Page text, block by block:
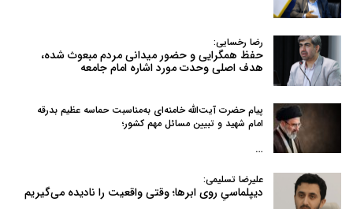
رضا رخسایی:
حفظ همگرایی و حضور میدانی مردم مبعوث شده،
هدف اصلی وحدت مورد اشاره امام جامعه
پیام حضرت آیت‌الله خامنه‌ای به‌مناسبت حماسه عظیم بدرقه
امام شهید و تبیین مسائل مهم کشور؛
…
علیرضا تسلیمی:
دیپلماسیِ روی ابرها؛ وقتی واقعیت را نادیده می‌گیریم